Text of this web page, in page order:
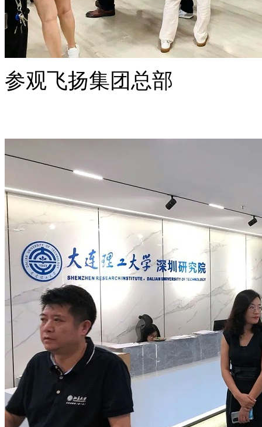
参观飞扬集团总部